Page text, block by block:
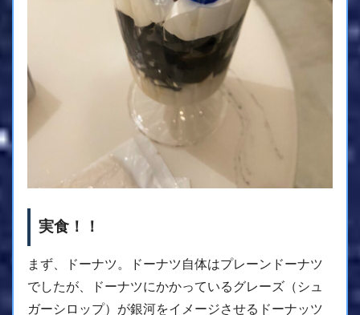
実食！！
まず、ドーナツ。ドーナツ自体はプレーンドーナツ
でしたが、ドーナツにかかっているグレーズ（シュ
ガーシロップ）が銀河をイメージさせるドーナッツ